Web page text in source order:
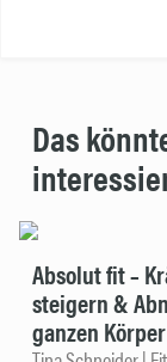
Das
Absolut fit –
steigern &
ganzen